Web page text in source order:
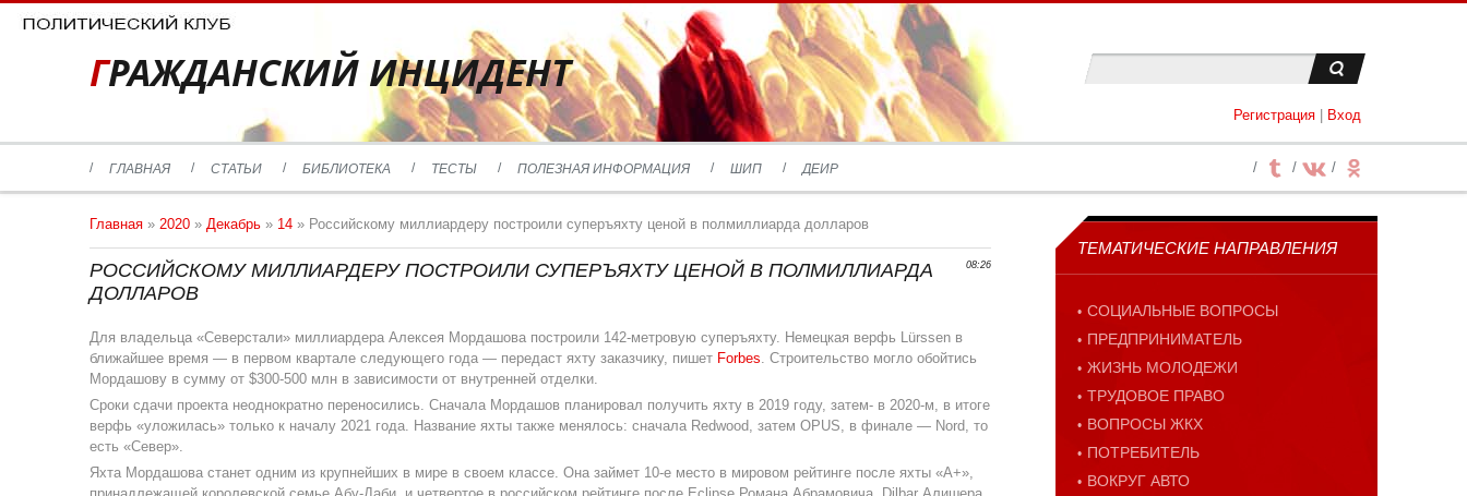
ГРАЖДАНСКИЙ ИНЦИДЕНТ
Регистрация Вход
ГЛАВНАЯ СТАТЬИ БИБЛИОТЕКА ТЕСТЫ ПОЛЕЗНАЯ ИНФОРМАЦИЯ ШИП ДЕИР
Главная » 2020 » Декабрь » 14 » Российскому миллиардеру построили суперъяхту ценой в полмиллиарда долларов
08:26
РОССИЙСКОМУ МИЛЛИАРДЕРУ ПОСТРОИЛИ СУПЕРЪЯХТУ ЦЕНОЙ В ПОЛМИЛЛИАРДА
ДОЛЛАРОВ
Для владельца «Северстали» миллиардера Алексея Мордашова построили 142-метровую суперъяхту. Немецкая верфь Lürssen в
ближайшее время — в первом квартале следующего года — передаст яхту заказчику, пишет Forbes. Строительство могло обойтись
Мордашову в сумму от $300-500 млн в зависимости от внутренней отделки.
Сроки сдачи проекта неоднократно переносились. Сначала Мордашов планировал получить яхту в 2019 году, затем- в 2020-м, в итоге
верфь «уложилась» только к началу 2021 года. Название яхты также менялось: сначала Redwood, затем OPUS, в финале — Nord, то
есть «Север».
Яхта Мордашова станет одним из крупнейших в мире в своем классе. Она займет 10-е место в мировом рейтинге после яхты «A+»,
ТЕМАТИЧЕСКИЕ НАПРАВЛЕНИЯ
СОЦИАЛЬНЫЕ ВОПРОСЫ
ПРЕДПРИНИМАТЕЛЬ
ЖИЗНЬ МОЛОДЕЖИ
ТРУДОВОЕ ПРАВО
ВОПРОСЫ ЖКХ
ПОТРЕБИТЕЛЬ
ВОКРУГ АВТО